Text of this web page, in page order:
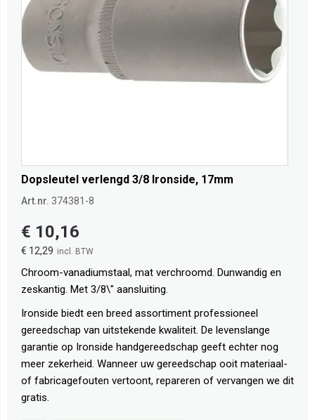
Dopsleutel verlengd 3/8 Ironside, 17mm
Art.nr. 374381-8
€ 12,29
€ 10,16
Chroom-vanadiumstaal, mat verchroomd. Dunwandig en
zeskantig. Met 3/8\" aansluiting.
Ironside biedt een breed assortiment professioneel
gereedschap van uitstekende kwaliteit. De levenslange
garantie op Ironside handgereedschap geeft echter nog
meer zekerheid. Wanneer uw gereedschap ooit materiaal-
of fabricagefouten vertoont, repareren of vervangen we dit
gratis.